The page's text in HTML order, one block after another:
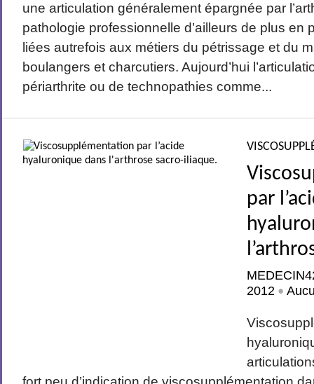
une articulation généralement épargnée par
pathologie professionnelle d’ailleurs de plus en
liées autrefois aux métiers du pétrissage et du
boulangers et charcutiers. Aujourd’hui
périarthrite ou de technopathies comme...
par
2012 •